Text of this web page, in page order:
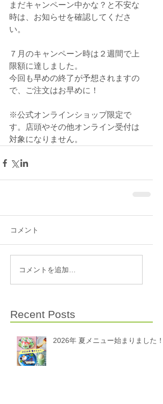
まだキャンペーン中かな？と不安な
時は、お知らせを確認してくださ
い。
７月のキャンペーン時は２週間で上
限額に達しました。
今回も早めの終了が予想されますの
で、ご注文はお早めに！
※公式オンラインショップ限定で
す。店頭やその他オンライン受付は
対象になりません。
コメント
コメントを追加…
Recent Posts
2026年 夏メニュー始まりました！